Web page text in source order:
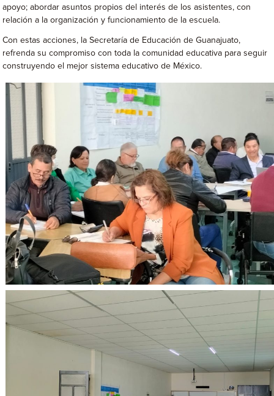
apoyo; abordar asuntos propios del interés de los asistentes, con
relación a la organización y funcionamiento de la escuela.
Con estas acciones, la Secretaría de Educación de Guanajuato,
refrenda su compromiso con toda la comunidad educativa para seguir
construyendo el mejor sistema educativo de México.